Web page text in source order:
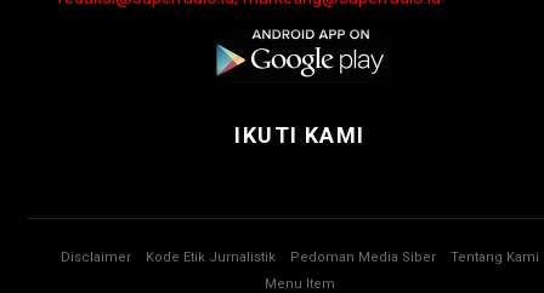
IKUTI KAMI
Disclaimer Kode Etik Jurnalistik Pedoman Media Siber
Tentang Kami
Menu Item